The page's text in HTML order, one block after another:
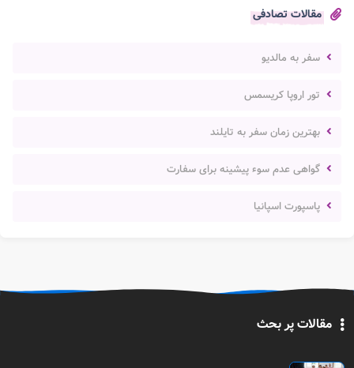
مقالات تصادفی
سفر به مالدیو
تور اروپا کریسمس
بهترین زمان سفر به تایلند
گواهی عدم سوء پیشینه برای سفارت
پاسپورت اسپانیا
مقالات پر بحث